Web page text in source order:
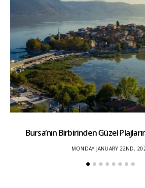
Bursa’nın Birbirinden Güzel
MONDAY JANUARY 22ND,